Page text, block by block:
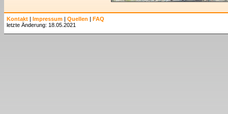
Kontakt | Impressum | Quellen | FAQ
letzte Änderung: 18.05.2021